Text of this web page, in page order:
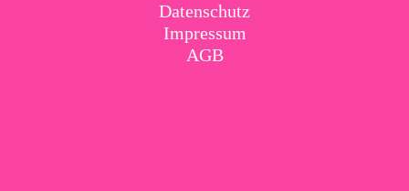
Datenschutz
Impressum
AGB